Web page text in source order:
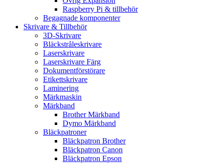
Raspberry Pi & tillbehör
Begagnade komponenter
Skrivare & Tillbehör
3D-Skrivare
Bläckstråleskrivare
Laserskrivare
Laserskrivare Färg
Dokumentförstörare
Etikettskrivare
Laminering
Märkmaskin
Märkband
Brother Märkband
Dymo Märkband
Bläckpatroner
Bläckpatron Brother
Bläckpatron Canon
Bläckpatron Epson